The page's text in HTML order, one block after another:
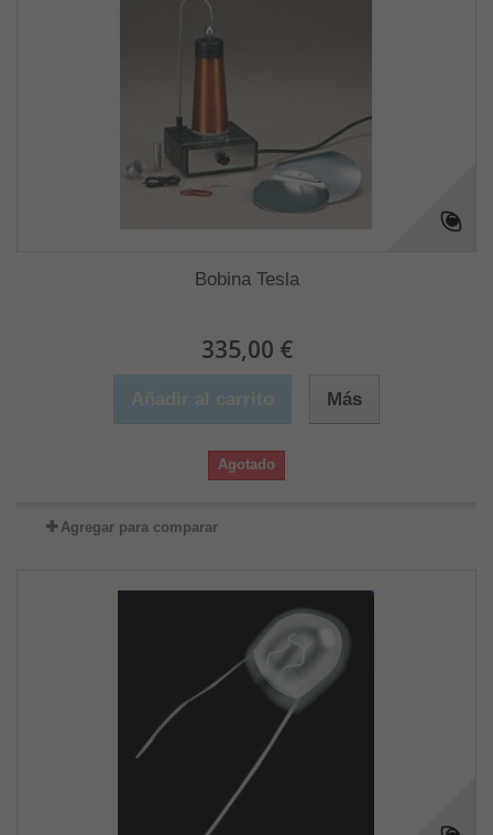
Bobina Tesla
335,00 €
Más
Agotado
Agregar para comparar